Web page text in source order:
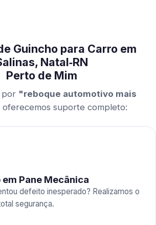
Guincho para Carro em
Natal‑RN
Perto de Mim
por "reboque automotivo mais
oferecemos suporte completo:
Pane Mecânica
defeito inesperado? Realizamos o
segurança.